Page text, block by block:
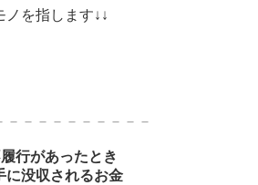
を指します↓↓
－－－－－－－－－－
行があったとき
没収されるお金